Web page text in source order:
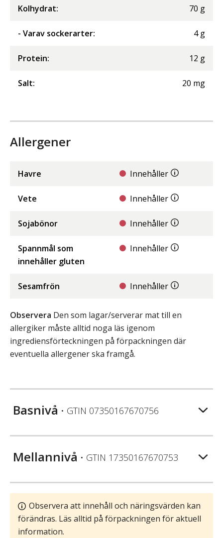
Kolhydrat: 70 g
- Varav sockerarter: 4 g
Protein: 12 g
Salt: 20 mg
Allergener
Havre Innehåller
Vete Innehåller
Sojabönor Innehåller
Spannmål som
innehåller gluten
Innehåller
Sesamfrön Innehåller
Observera Den som lagar/serverar mat till en
allergiker måste alltid noga läs igenom
ingrediensförteckningen på förpackningen där
eventuella allergener ska framgå.
Basnivå • GTIN 07350167670756
Mellannivå • GTIN 17350167670753
Observera att innehåll och näringsvärden kan
förändras. Läs alltid på förpackningen för aktuell
information.